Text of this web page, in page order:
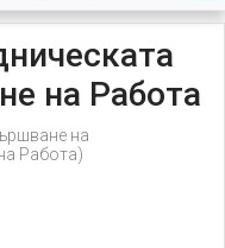
на Работа
на
Работа)